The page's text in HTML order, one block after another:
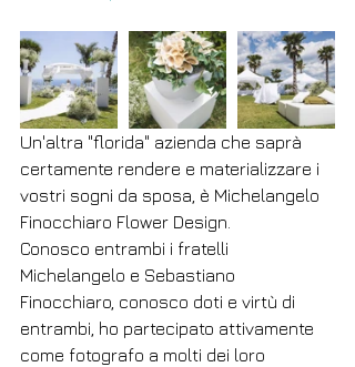
Un'altra "florida" azienda che saprà
certamente rendere e materializzare i
vostri sogni da sposa, è Michelangelo
Finocchiaro Flower Design.
Conosco entrambi i fratelli
Michelangelo e Sebastiano
Finocchiaro, conosco doti e virtù di
entrambi, ho partecipato attivamente
come fotografo a molti dei loro